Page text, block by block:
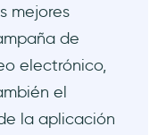
mejores
de
electrónico,
el
la aplicación